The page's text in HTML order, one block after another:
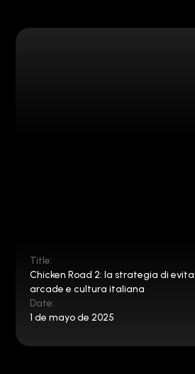
Title:
Chicken Road 2: la strategia di
arcade e cultura italiana
Date:
1 de mayo de 2025